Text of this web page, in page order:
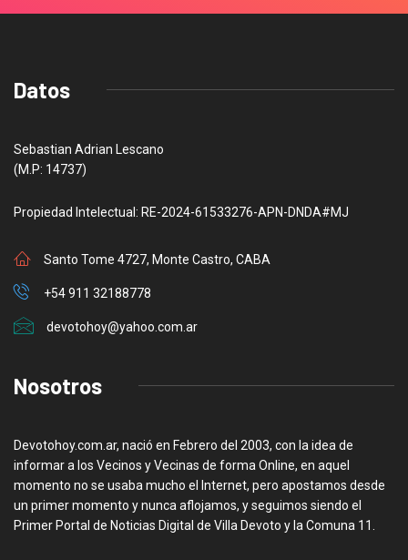
Datos
Sebastian Adrian Lescano
(M.P: 14737)
Propiedad Intelectual: RE-2024-61533276-APN-DNDA#MJ
Santo Tome 4727, Monte Castro, CABA
+54 911 32188778
devotohoy@yahoo.com.ar
Nosotros
Devotohoy.com.ar, nació en Febrero del 2003, con la idea de
informar a los Vecinos y Vecinas de forma Online, en aquel
momento no se usaba mucho el Internet, pero apostamos desde
un primer momento y nunca aflojamos, y seguimos siendo el
Primer Portal de Noticias Digital de Villa Devoto y la Comuna 11.